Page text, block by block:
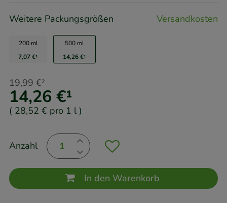
Weitere Packungsgrößen Versandkosten
200 ml
7,07 €¹
500 ml
14,26 €¹
14,26 €¹
19,99 €²
( 28,52 € pro 1 l )
Anzahl
In den Warenkorb